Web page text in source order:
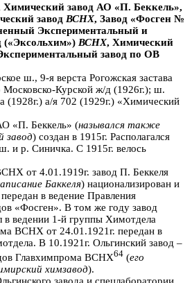
Химический завод АО «П. Беккель»,
завод ВСНХ, Завод «Фосген №
Экспериментальный и
(«Эксольхим») ВСНХ, Химический
завод по ОВ
ш., 9-я верста Рогожская застава
Московско-Курской ж/д (1926г.); ш.
(1928г.) а/я 702 (1929г.) «Химический
«П. Беккель» (назывался также
завод) создан в 1915г. Располагался
и р. Синичка. С 1915г. велось
от 4.01.1919г. завод П. Беккеля
Баккеля) национализирован и
в ведение Правления
«Фосген». В том же году завод
в ведении 1-й группы Химотдела
ВСНХ от 24.01.1921г. передан в
В 10.1921г. Ольгинский завод –
Главхимпрома ВСНХ64 (его
химзавод).